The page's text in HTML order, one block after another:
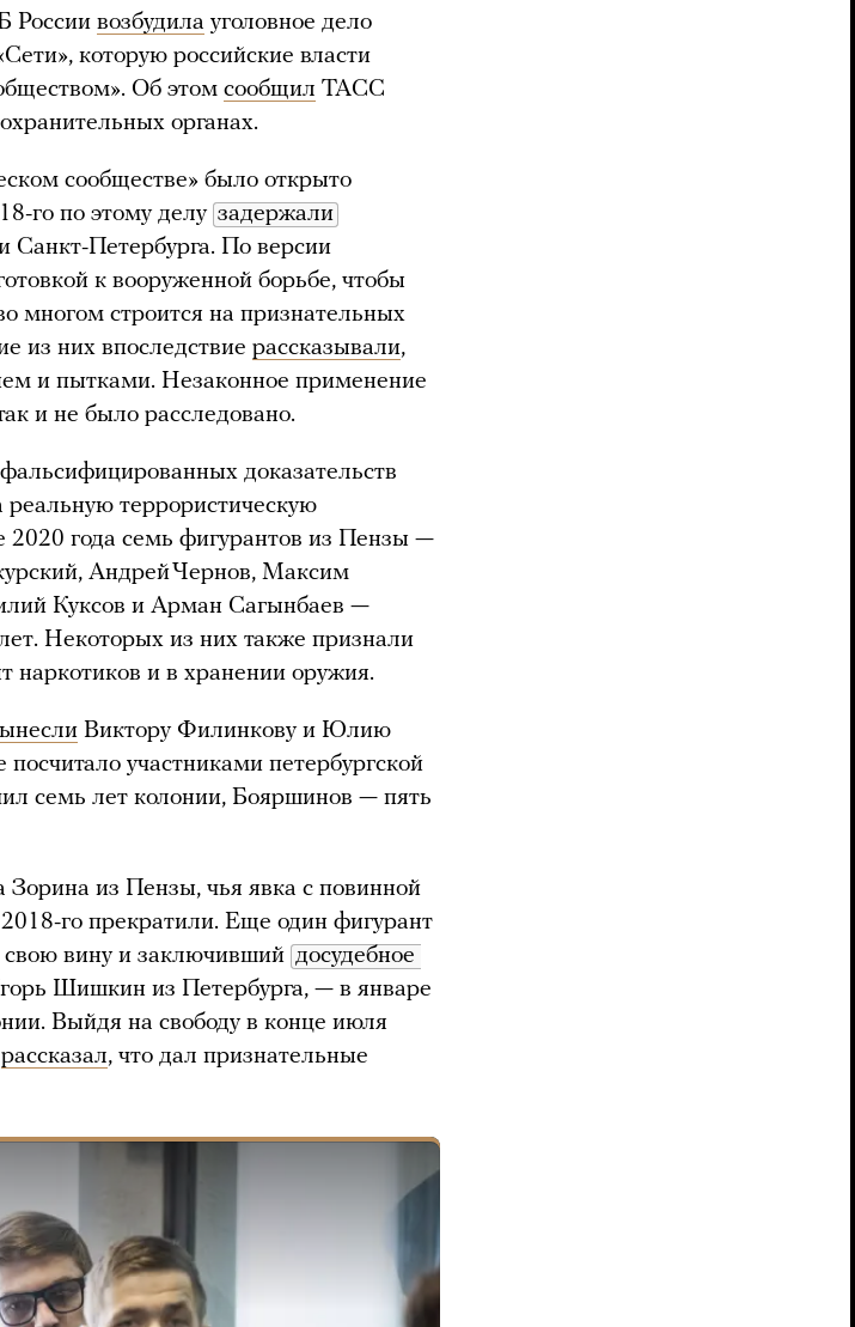
России возбудила уголовное дело
которую российские власти
Об этом сообщил ТАСС
органах.
сообществе» было открыто
го по этому делу задержали
Санкт-Петербурга. По версии
к вооруженной борьбе, чтобы
многом строится на признательных
из них впоследствие рассказывали,
и пытками. Незаконное применение
и не было расследовано.
доказательств
реальную террористическую
2020 года семь фигурантов из Пензы —
Андрей Чернов, Максим
Куксов и Арман Сагынбаев —
Некоторых из них также признали
и в хранении оружия.
Виктору Филинкову и Юлию
участниками петербургской
семь лет колонии, Бояршинов — пять
Зорина из Пензы, чья явка с повинной
2018-го прекратили. Еще один фигурант
вину и заключивший досудебное
Шишкин из Петербурга, — в январе
Выйдя на свободу в конце июля
рассказал, что дал признательные